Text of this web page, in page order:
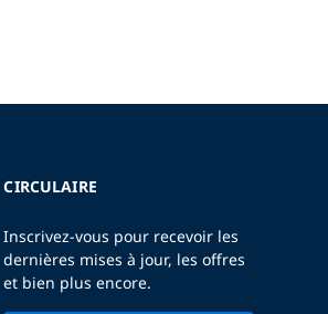
CIRCULAIRE
Inscrivez-vous pour recevoir les
dernières mises à jour, les offres
et bien plus encore.